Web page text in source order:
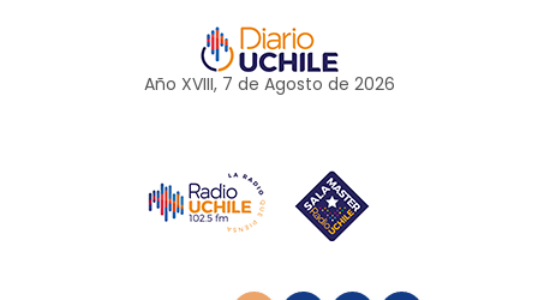
Año XVIII, 7 de Agosto de 2026